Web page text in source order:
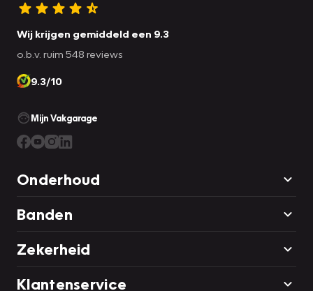
Wij krijgen gemiddeld een 9.3
o.b.v. ruim 548 reviews
9.3/10
Mijn Vakgarage
Onderhoud
Banden
Zekerheid
Klantenservice